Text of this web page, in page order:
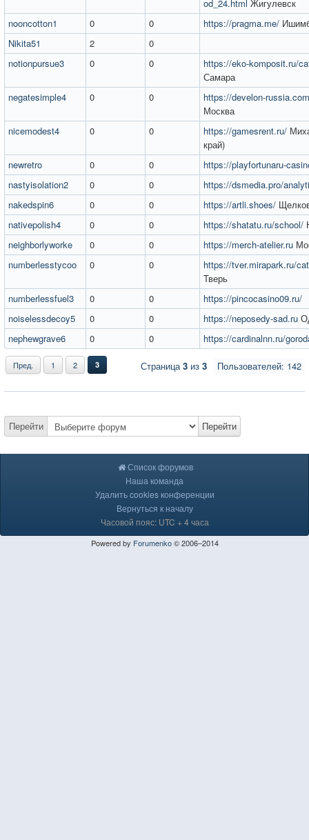
od_24.html Жигулевск
nooncotton1
0 0 https://pragma.me/
Nikita51
2
0
notionpursue3
0 0
https://eko-komposit.ru/
Самара
negatesimple4
0 0
https://develon-
Москва
nicemodest4
0 0 https://gamesrent.ru/
край)
newretro
0 0
https://playfortunaru-
nastyisolation2
0 0
https://dsmedia.pro/
nakedspin6
0 0 https://artli.shoes/
nativepolish4
0 0 https://shatatu.ru/school/
neighborlyworke
0 0 https://merch-atelier.ru
numberlesstycoo
0 0
https://tver.mirapark.ru/
Тверь
numberlessfuel3
0 0
https://pincocasino09.ru/
noiselessdecoy5
0 0 https://neposedy-sad.ru
nephewgrave6
0 0 https://cardinalnn.ru/
Пользователей: 142
Пред. 1 2 3 Страница3 из 3
Перейти Перейти
Список форумов
Наша команда
Удалить cookies конференции
Вернуться к началу
Часовой пояс: UTC + 4 часа
Powered by Forumenko© 2006–2014